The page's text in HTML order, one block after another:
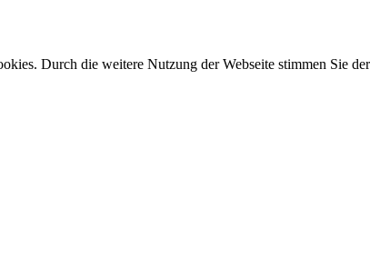
Durch die weitere Nutzung der Webseite stimmen Sie